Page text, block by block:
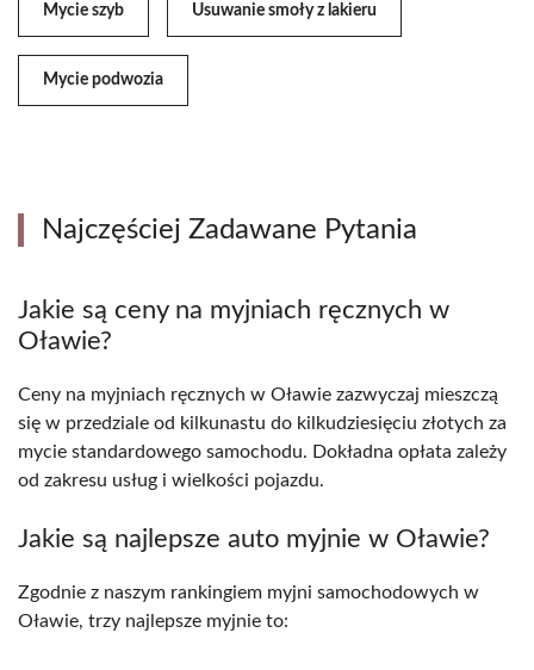
Mycie szyb Usuwanie smoły z lakieru
Mycie podwozia
Najczęściej Zadawane Pytania
Jakie są ceny na myjniach ręcznych w
Oławie?
Ceny na myjniach ręcznych w Oławie zazwyczaj mieszczą
się w przedziale od kilkunastu do kilkudziesięciu złotych za
mycie standardowego samochodu. Dokładna opłata zależy
od zakresu usług i wielkości pojazdu.
Jakie są najlepsze auto myjnie w Oławie?
Zgodnie z naszym rankingiem myjni samochodowych w
Oławie, trzy najlepsze myjnie to: